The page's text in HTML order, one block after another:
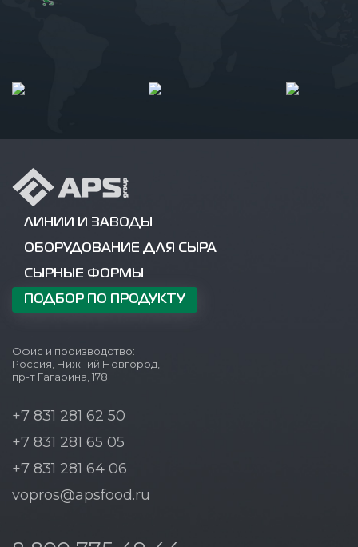
ЛИНИИ И ЗАВОДЫ
ОБОРУДОВАНИЕ ДЛЯ СЫРА
СЫРНЫЕ ФОРМЫ
ПОДБОР ПО ПРОДУКТУ
Офис и производство:
Россия, Нижний Новгород,
пр-т Гагарина, 178
+7 831 281 62 50
+7 831 281 65 05
+7 831 281 64 06
vopros@apsfood.ru